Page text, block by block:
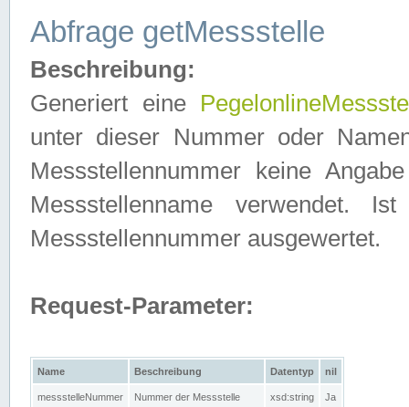
Abfrage getMessstelle
Beschreibung:
Generiert eine
unter dieser Nummer oder
Messstellennummer keine
Messstellenname verwendet.
Messstellennummer ausgewertet.
Request-Parameter:
Name Beschreibung Datentyp nil
messstelleNummer Nummer der Messstelle xsd:string Ja